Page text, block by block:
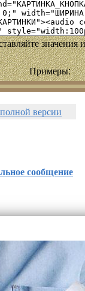
значения
Примеры:
версии
сообщение